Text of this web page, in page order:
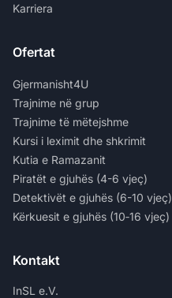
Karriera
Ofertat
Gjermanisht4U
Trajnime në grup
Trajnime të mëtejshme
Kursi i leximit dhe shkrimit
Kutia e Ramazanit
Piratët e gjuhës (4-6 vjeç)
Detektivët e gjuhës (6-10 vjeç)
Kërkuesit e gjuhës (10‑16 vjeç)
Kontakt
InSL e.V.